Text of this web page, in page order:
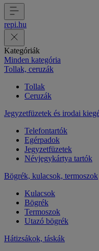
repi.hu
Kategóriák
Minden kategória
Tollak, ceruzák
Tollak
Ceruzák
Jegyzetfüzetek és irodai
Telefontartók
Egérpadok
Jegyzetfüzetek
Névjegykártya tartók
Bögrék, kulacsok, termoszok
Kulacsok
Bögrék
Termoszok
Utazó bögrék
Hátizsákok, táskák